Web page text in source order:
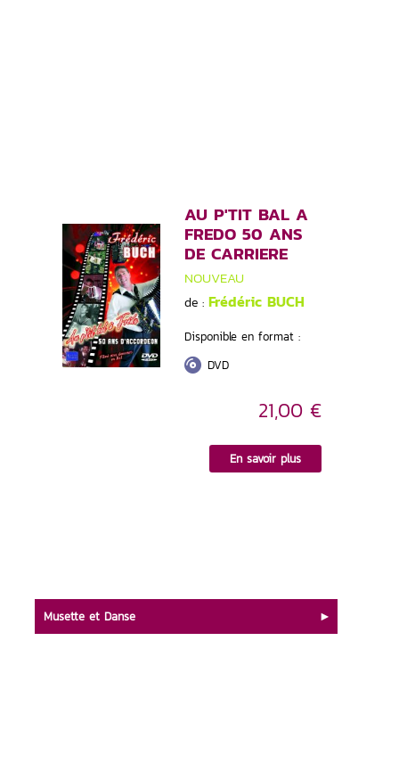
AU P'TIT BAL A
FREDO 50 ANS
DE CARRIERE
NOUVEAU
de : Frédéric BUCH
Disponible en format :
DVD
21,00 €
En savoir plus
Musette et Danse